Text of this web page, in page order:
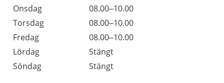
Onsdag
08.00–10.00
Torsdag
08.00–10.00
Fredag
08.00–10.00
Lördag
Stängt
Söndag
Stängt